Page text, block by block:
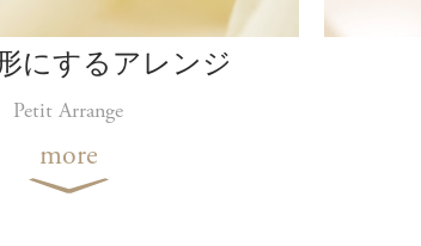
にするアレンジ
Petit Arrange
more